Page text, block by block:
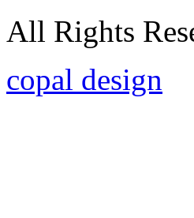
All Rights
copal design